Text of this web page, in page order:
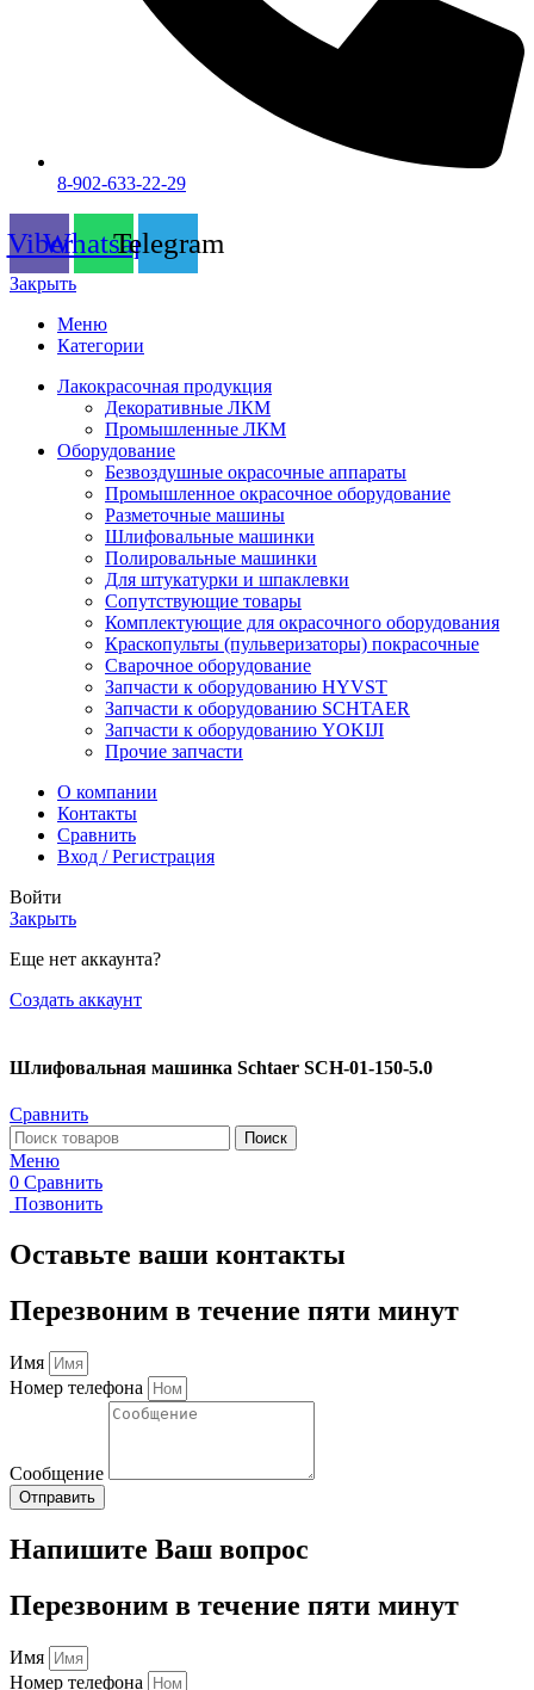
8-902-633-22-29
ViberWhatsappTelegram
Закрыть
Меню
Категории
Лакокрасочная продукция
Декоративные ЛКМ
Промышленные ЛКМ
Оборудование
Безвоздушные окрасочные аппараты
Промышленное окрасочное оборудование
Разметочные машины
Шлифовальные машинки
Полировальные машинки
Для штукатурки и шпаклевки
Сопутствующие товары
Комплектующие для окрасочного оборудования
Краскопульты (пульверизаторы) покрасочные
Сварочное оборудование
Запчасти к оборудованию HYVST
Запчасти к оборудованию SCHTAER
Запчасти к оборудованию YOKIJI
Прочие запчасти
О компании
Контакты
Сравнить
Вход / Регистрация
Войти
Закрыть
Еще нет аккаунта?
Создать аккаунт
Шлифовальная машинка Schtaer SCH-01-150-5.0
Сравнить
Поиск
Меню
0 Сравнить
Позвонить
Оставьте ваши контакты
Перезвоним в течение пяти минут
Имя
Номер телефона
Сообщение
Отправить
Напишите Ваш вопрос
Перезвоним в течение пяти минут
Имя
Номер телефона